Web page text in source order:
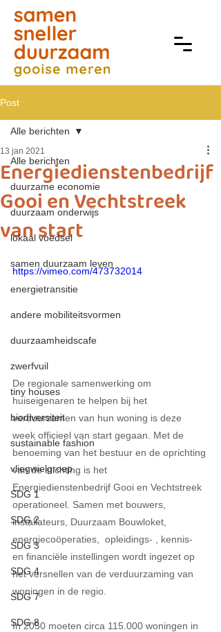
Post
Alle berichten
duurzame economie
duurzaam onderwijs
lokaal voedsel
samen duurzaam leven
energietransitie
andere mobiliteitsvormen
duurzaamheidscafe
zwerfvuil
tiny houses
biodiversiteit
sustainable fashion
vliegwielgroep
SDG 1
SDG 2
SDG 3
SDG 4
SDG 7
SDG 8
Alle berichten
Energiedienstenbedrijf
Gooi en Vechtstreek
van start
13 jan 2021
https://vimeo.com/473732014
De regionale samenwerking om
huiseigenaren te helpen bij het
verduurzamen van hun woning is deze
week officieel van start gegaan. Met de
benoeming van het bestuur en de oprichting
van de stichting is het
Energiedienstenbedrijf Gooi en Vechtstreek
operationeel. Samen met bouwers,
installateurs, Duurzaam Bouwloket,
energiecoöperaties,  opleidings- , kennis-
en financiële instellingen wordt ingezet op
het versnellen van de verduurzaming van
woningen in de regio.
In 2050 moeten circa 115.000 woningen in